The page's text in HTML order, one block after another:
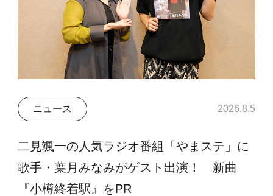
ニュース 2026.8.5
二見颯一の人気ラジオ番組「やまステ」に
歌手・葉月みなみがゲスト出演！ 新曲
『小樽終着駅』をPR